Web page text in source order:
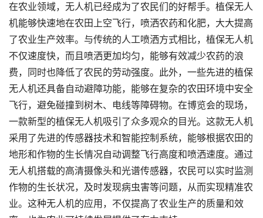
在农业领域，无人机已经成为了农民们的好帮手。植保无人
机能够快速地在农田上空飞行，喷洒农药和化肥，大大提高
了农业生产效率。与传统的人工喷洒方式相比，植保无人机
不仅速度快，而且喷洒更加均匀，能够有效减少农药的浪
费，同时也降低了农民的劳动强度。此外，一些先进的植保
无人机还具备自动避障功能，能够在复杂的农田环境中安全
飞行，避免碰撞到树木、电线等障碍物。在博览会的现场，
一款新型的植保无人机吸引了众多观众的目光。这款无人机
采用了先进的传感器技术和智能控制系统，能够根据农田的
地形和作物的生长情况自动调整飞行高度和喷洒速度。通过
无人机搭载的高清摄像头和光谱传感器，农民可以实时监测
作物的生长状况，及时发现病虫害等问题，从而实现精准农
业。这种无人机的应用，不仅提高了农业生产的质量和效